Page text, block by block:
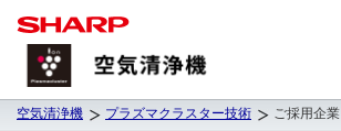
空気清浄機 プラズマクラスター技術 ご採用企業